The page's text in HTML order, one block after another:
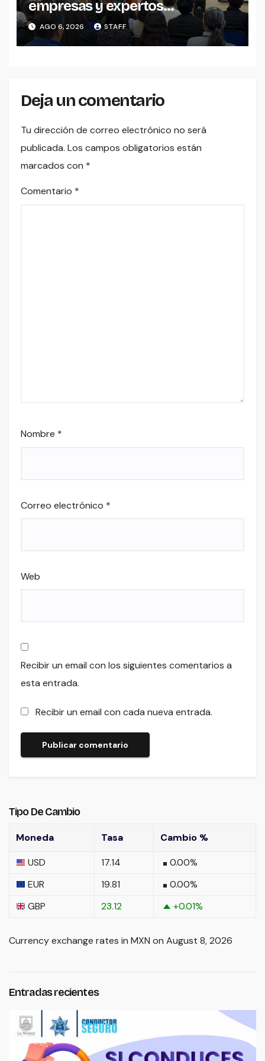
empresas y expertos
internacionales para impulsar la
productividad empresarial
AGO 6, 2026 STAFF
Deja un comentario
Tu dirección de correo electrónico no será
publicada. Los campos obligatorios están
marcados con *
Comentario *
Nombre *
Correo electrónico *
Web
Recibir un email con los siguientes comentarios a
esta entrada.
Recibir un email con cada nueva entrada.
Tipo De Cambio
Moneda Tasa
Cambio %
USD
17.14 0.00%
EUR
19.81 0.00%
GBP
23.12 +0.01%
Currency exchange rates in MXN on August 8, 2026
Entradas recientes